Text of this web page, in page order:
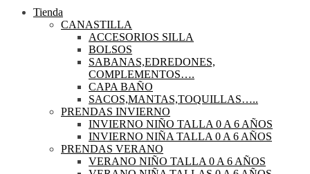
Tienda
CANASTILLA
ACCESORIOS SILLA
BOLSOS
SABANAS,EDREDONES,
COMPLEMENTOS….
CAPA BAÑO
SACOS,MANTAS,TOQUILLAS…..
PRENDAS INVIERNO
INVIERNO NIÑO TALLA 0 A 6 AÑOS
INVIERNO NIÑA TALLA 0 A 6 AÑOS
PRENDAS VERANO
VERANO NIÑO TALLA 0 A 6 AÑOS